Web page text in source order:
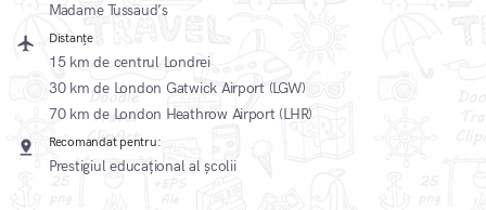
Madame Tussaud’s
local_airport Distanțe
15 km de centrul Londrei
30 km de London Gatwick Airport (LGW)
70 km de London Heathrow Airport (LHR)
pin_drop Recomandat pentru:
Prestigiul educațional al școlii